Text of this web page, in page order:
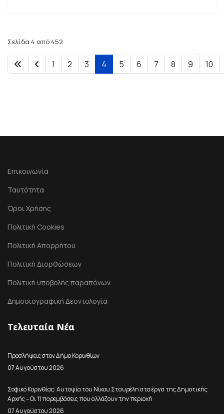
Σελίδα 4 από 452
1 2 3 4 5 6 7 8 9 10
Επικοινωνία
Ταυτότητα
Όροι Χρήσης
Πολιτική Cookies
Πολιτική Απορρήτου
Πολιτική Διορθώσεων
Πολιτική υποβολής παραπόνων
Δημοσιογραφική Δεοντολογία
Τελευταία Νέα
Προσλήψεις στον Δήμο Κορινθίων
07 Αυγούστου 2026
Σοφικό Κορινθίας: Αυτοψία του Νίκου Σταυρέλη στα έργα της Δημοτικής
Αρχής – Οι 11 παρεμβάσεις που αλλάζουν την περιοχή
07 Αυγούστου 2026